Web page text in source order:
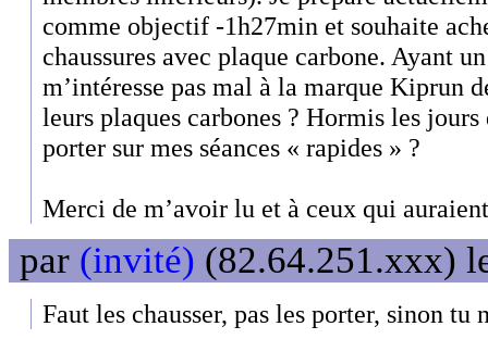
comme objectif -1h27min et souhaite
chaussures avec plaque carbone. Ayant
m’intéresse pas mal à la marque Kiprun
leurs plaques carbones ? Hormis les
porter sur mes séances « rapides » ?
Merci de m’avoir lu et à ceux qui
par (invité) (82.64.251.xxx)
Faut les chausser, pas les porter, sinon tu